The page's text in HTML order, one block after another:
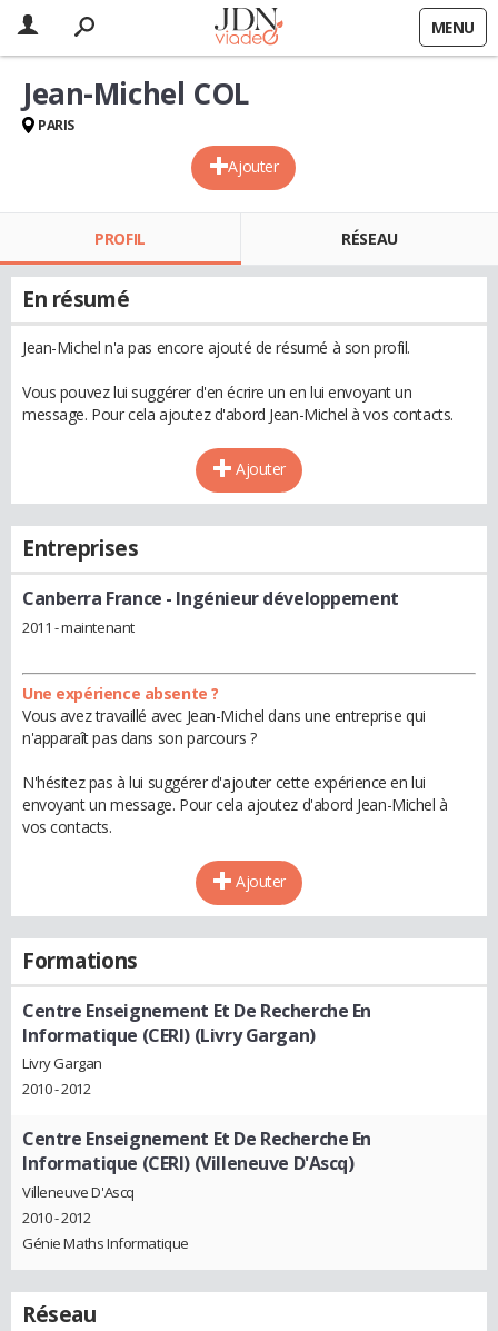
MENU
Ajouter
Jean-Michel COL
PARIS
PROFIL RÉSEAU
En résumé
Jean-Michel n'a pas encore ajouté de résumé à son profil.
Vous pouvez lui suggérer d'en écrire un en lui envoyant un
message. Pour cela ajoutez d'abord Jean-Michel à vos contacts.
Ajouter
Entreprises
Canberra France - Ingénieur développement
2011 - maintenant
Une expérience absente ?
Vous avez travaillé avec Jean-Michel dans une entreprise qui
n'apparaît pas dans son parcours ?
N'hésitez pas à lui suggérer d'ajouter cette expérience en lui
envoyant un message. Pour cela ajoutez d'abord Jean-Michel à
vos contacts.
Ajouter
Formations
Centre Enseignement Et De Recherche En
Informatique (CERI) (Livry Gargan)
Livry Gargan
2010 - 2012
Centre Enseignement Et De Recherche En
Informatique (CERI) (Villeneuve D'Ascq)
Villeneuve D'Ascq
2010 - 2012
Génie Maths Informatique
Réseau